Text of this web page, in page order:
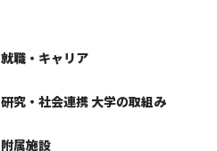
就職・キャリア
研究・社会連携 大学の取組み
附属施設